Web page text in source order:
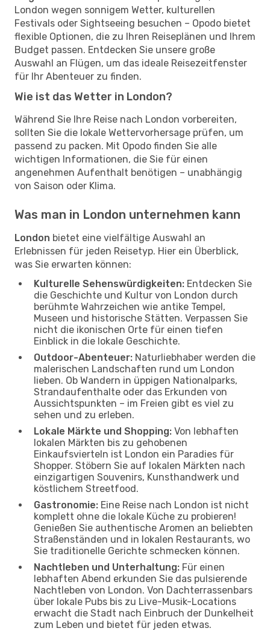
London wegen sonnigem Wetter, kulturellen
Festivals oder Sightseeing besuchen – Opodo bietet
flexible Optionen, die zu Ihren Reiseplänen und Ihrem
Budget passen. Entdecken Sie unsere große
Auswahl an Flügen, um das ideale Reisezeitfenster
für Ihr Abenteuer zu finden.
Wie ist das Wetter in London?
Während Sie Ihre Reise nach London vorbereiten,
sollten Sie die lokale Wettervorhersage prüfen, um
passend zu packen. Mit Opodo finden Sie alle
wichtigen Informationen, die Sie für einen
angenehmen Aufenthalt benötigen – unabhängig
von Saison oder Klima.
Was man in London unternehmen kann
London bietet eine vielfältige Auswahl an
Erlebnissen für jeden Reisetyp. Hier ein Überblick,
was Sie erwarten können:
Kulturelle Sehenswürdigkeiten: Entdecken Sie
die Geschichte und Kultur von London durch
berühmte Wahrzeichen wie antike Tempel,
Museen und historische Stätten. Verpassen Sie
nicht die ikonischen Orte für einen tiefen
Einblick in die lokale Geschichte.
Outdoor-Abenteuer: Naturliebhaber werden die
malerischen Landschaften rund um London
lieben. Ob Wandern in üppigen Nationalparks,
Strandaufenthalte oder das Erkunden von
Aussichtspunkten – im Freien gibt es viel zu
sehen und zu erleben.
Lokale Märkte und Shopping: Von lebhaften
lokalen Märkten bis zu gehobenen
Einkaufsvierteln ist London ein Paradies für
Shopper. Stöbern Sie auf lokalen Märkten nach
einzigartigen Souvenirs, Kunsthandwerk und
köstlichem Streetfood.
Gastronomie: Eine Reise nach London ist nicht
komplett ohne die lokale Küche zu probieren!
Genießen Sie authentische Aromen an beliebten
Straßenständen und in lokalen Restaurants, wo
Sie traditionelle Gerichte schmecken können.
Nachtleben und Unterhaltung: Für einen
lebhaften Abend erkunden Sie das pulsierende
Nachtleben von London. Von Dachterrassenbars
über lokale Pubs bis zu Live-Musik-Locations
erwacht die Stadt nach Einbruch der Dunkelheit
zum Leben und bietet für jeden etwas.